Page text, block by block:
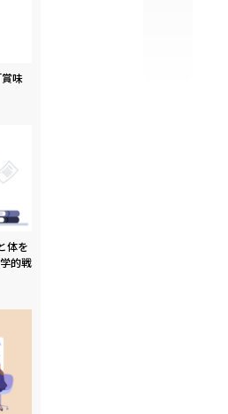
味
体を
的戦